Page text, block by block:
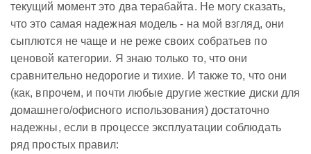
текущий момент это два терабайта. Не могу сказать,
что это самая надежная модель - на мой взгляд, они
сыплются не чаще и не реже своих собратьев по
ценовой категории. Я знаю только то, что они
сравнительно недорогие и тихие. И также то, что они
(как, впрочем, и почти любые другие жесткие диски для
домашнего/офисного использования) достаточно
надежны, если в процессе эксплуатации соблюдать
ряд простых правил: